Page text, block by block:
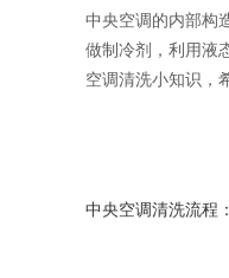
中央空调的内部构
做制冷剂，利用液
空调清洗小知识，
中央空调清洗流程：